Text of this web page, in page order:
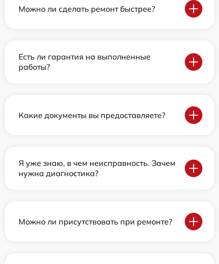
Можно ли сделать ремонт быстрее?
Есть ли гарантия на выполненные
работы?
Какие документы вы предоставляете?
Я уже знаю, в чем неисправность. Зачем
нужна диагностика?
Можно ли присутствовать при ремонте?